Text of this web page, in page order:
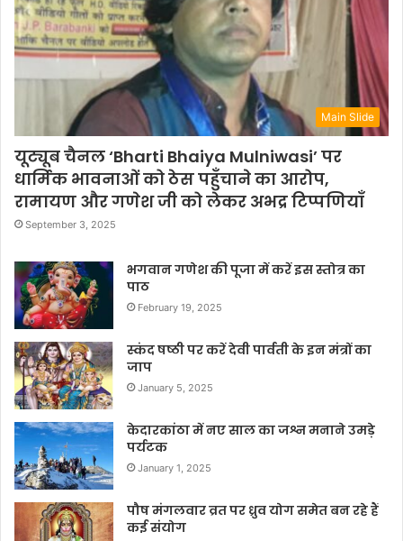
Main Slide
यूट्यूब चैनल ‘Bharti Bhaiya Mulniwasi’ पर
धार्मिक भावनाओं को ठेस पहुँचाने का आरोप,
रामायण और गणेश जी को लेकर अभद्र टिप्पणियाँ
September 3, 2025
भगवान गणेश की पूजा में करें इस स्तोत्र का
पाठ
February 19, 2025
स्कंद षष्ठी पर करें देवी पार्वती के इन मंत्रों का
जाप
January 5, 2025
केदारकांठा में नए साल का जश्न मनाने उमड़े
पर्यटक
January 1, 2025
पौष मंगलवार व्रत पर ध्रुव योग समेत बन रहे हैं
कई संयोग